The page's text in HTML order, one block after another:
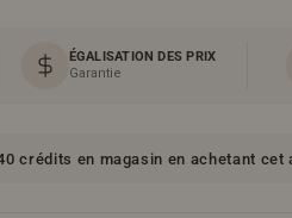
ÉGALISATION DES PRIX
Garantie
crédits en magasin en achetant cet